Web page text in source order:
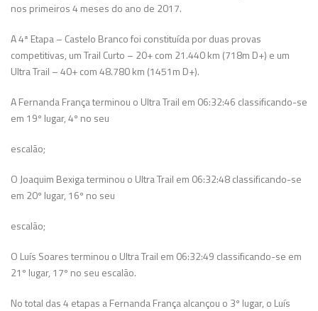
nos primeiros 4 meses do ano de 2017.
A 4ª Etapa – Castelo Branco foi constituída por duas provas
competitivas, um Trail Curto – 20+ com 21.440 km (718m D+) e um
Ultra Trail – 40+ com 48.780 km (1451m D+).
A Fernanda França terminou o Ultra Trail em 06:32:46 classificando-se
em 19º lugar, 4º no seu
escalão;
O Joaquim Bexiga terminou o Ultra Trail em 06:32:48 classificando-se
em 20º lugar, 16º no seu
escalão;
O Luís Soares terminou o Ultra Trail em 06:32:49 classificando-se em
21º lugar, 17º no seu escalão.
No total das 4 etapas a Fernanda França alcançou o 3º lugar, o Luís